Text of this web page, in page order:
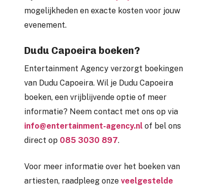
mogelijkheden en exacte kosten voor jouw
evenement.
Dudu Capoeira boeken?
Entertainment Agency verzorgt boekingen
van Dudu Capoeira. Wil je Dudu Capoeira
boeken, een vrijblijvende optie of meer
informatie? Neem contact met ons op via
info@entertainment-agency.nl of bel ons
direct op 085 3030 897.
Voor meer informatie over het boeken van
artiesten, raadpleeg onze veelgestelde